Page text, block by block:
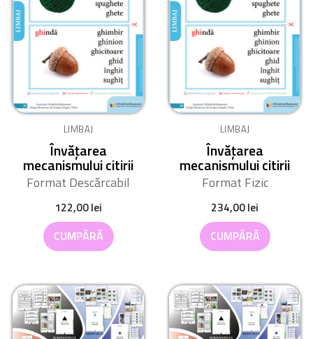
LIMBAJ
Învățarea
mecanismului citirii
Format Descărcabil
122,00lei
CUMPĂRĂ
LIMBAJ
Învățarea
mecanismului citirii
Format Fizic
234,00lei
CUMPĂRĂ